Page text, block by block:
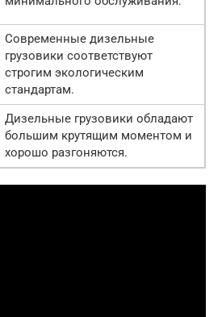
Современные дизельные
грузовики соответствуют
строгим экологическим
стандартам.
Дизельные грузовики обладают
большим крутящим моментом и
хорошо разгоняются.